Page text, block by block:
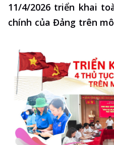
11/4/2026 triển khai
chính của Đảng trên